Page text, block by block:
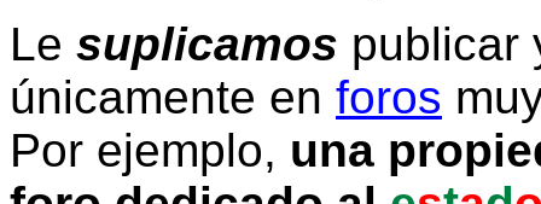
Le suplicamos publicar
únicamente en foros
Por ejemplo, una